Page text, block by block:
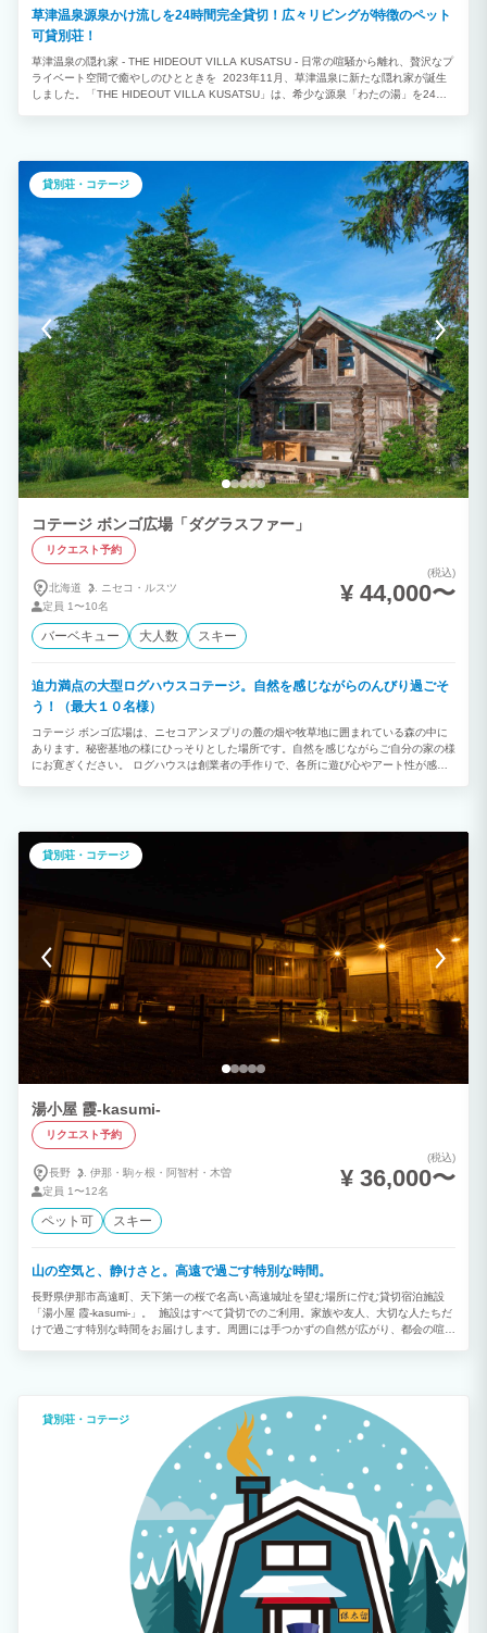
草津温泉源泉かけ流しを24時間完全貸切！広々リビングが特徴のペット
可貸別荘！
草津温泉の隠れ家 - THE HIDEOUT VILLA KUSATSU - 日常の喧騒から離れ、贅沢なプ
ライベート空間で癒やしのひとときを 2023年11月、草津温泉に新たな隠れ家が誕生
しました。「THE HIDEOUT VILLA KUSATSU」は、希少な源泉「わたの湯」を24時
裏や作り付けの家具など、随所に和の趣が感じられる空間で、心安らぐ時間を過ごせる
でしょう。 ★充実した設備で快適な滞在を ガスコンロや調理器具も完備されているの
で、地元の食材を使った料理も楽しめます。日常の喧騒を離れて、大切な人とゆっくり
と食事を楽しむのもおすすめです。 ★観光にも便利な好立地 湯畑まで車で5分、徒歩
15分と観光アクセスも抜群です。草津温泉の観光名所巡りにも便利です。 ★ワーケー
ションにも最適 高速Wi-Fiとモニターも完備されているので、ワーケーションにもおす
すめです。静かな環境で集中して仕事に取り組むことができます。 ★こんな方におす
すめ ・日々のストレスから解放されたい方 ・贅沢なプライベート空間で癒やされたい
方 ・草津温泉をじっくりと楽しみたい方 ・ワーケーションをお考えの方 日常の喧騒
を離れ、「THE HIDEOUT VILLA KUSATSU」で特別な時間をお過ごしください。 み
なさまのご予約お待ちしております。
貸別荘・コテージ
コテージ ボンゴ広場「ダグラスファー」
リクエスト予約
北海道 ニセコ・ ルスツ
定員 1〜10名
(税込)
¥ 44,000〜
バーベキュー 大人数 スキー
迫力満点の大型ログハウスコテージ。自然を感じながらのんびり過ごそ
う！（最大１０名様）
コテージ ボンゴ広場は、ニセコアンヌプリの麓の畑や牧草地に囲まれている森の中に
あります。秘密基地の様にひっそりとした場所です。自然を感じながらご自分の家の様
にお寛ぎください。 ログハウスは創業者の手作りで、各所に遊び心やアート性が感じ
グハウスコテージ。１階２０畳のリビングからは羊蹄山が一望。2階２５畳のロフトで
お布団を敷いてお休みになれます。アメリカ五大湖周辺のダクラスファー（米マツ）材
を使ったログの質感は、迫力満点！室内には、くるみの木でできた大きなテーブルやコ
クワの曲がりを使ったドアの取っ手などがあり、木のぬくもりを存分に楽しめるよう工
夫が凝らされています。開放感ある広いロフトと天窓からの満点の星空もお楽しみいた
だけます。また、夏はテラス前で羊蹄山を眺めながらのBBQが大人気！レンガを重ね
たカマドが設置されていますので、食材を用意するだけでOK！ご家族、お仲間で是非
ご利用ください。 ・コテージ ボンゴ広場は素泊まりプランのみとなります。お食事の
提供は行っておりません。自炊設備やBBQ設備が整っておりますので、お客様ご自身
でお食事をご用意して頂く形になります。しかし、１棟を貸し切り、時間を気にする事
なくお酒を飲みながら団欒するにはぴったりの施設です。 ・２泊以上から連泊割引の
対象となり、連泊でのご宿泊がお得です。 ・ログハウスですので、春や秋にカメムシ
などが室内に発生する場合がございます。 ・ご予約は６ヶ月先までを目安に受け入れ
ております。それ以上先のご予約をご希望の場合はお電話にてご相談ください。 ※お
知らせ 2024年11月1日からニセコ町内でのご宿泊に対し、宿泊税が課税されることが
決まりました。 ・宿泊税の使途 ニセコ町の優れた景観と環境を保全し、安全で心豊か
和した持続可能な観光の復興を図る取組に活用されます。主に地域内交通の充実、宿泊
事業者の地球環境負荷低減を促進・支援、観光協会組織強化・観光人材育成・観光のデ
ジタル化促進、景観・環境保全対策に活用されます。 ニセコ町の宿泊税に関して詳し
い内容や税率について知りたい方は、ニセコ町のホームページをご確認ください。下記
URLから概要を確認することができます。
https://www.town.niseko.lg.jp/resources/output/contents/file/release/10654/49470/gaiyou-
貸別荘・コテージ
湯小屋 霞-kasumi-
リクエスト予約
長野 伊那・ 駒ヶ根・ 阿智村・ 木曽
定員 1〜12名
(税込)
¥ 36,000〜
ペット可 スキー
山の空気と、静けさと。高遠で過ごす特別な時間。
長野県伊那市高遠町、天下第一の桜で名高い高遠城址を望む場所に佇む貸切宿泊施設
「湯小屋 霞-kasumi-」。 施設はすべて貸切でのご利用。家族や友人、大切な人たちだ
けで過ごす特別な時間をお届けします。周囲には手つかずの自然が広がり、都会の喧騒
春は天下第一と称される高遠の桜、初夏は澄んだ高原の風と青々とした山の緑、夏は
満天の星空と涼しい夜、秋の入り口には山々が少しずつ色づき始める穏やかな景色へと
移ろいます。季節ごとに表情を変える信州の自然を、贅沢な貸切空間でじっくりと味わ
えるのがこの宿ならではの魅力です。 グループでの旅行や家族の集まり、記念日のお
祝いなど、日常から少し離れて特別な思い出を作りたい方にぴったりの一棟貸し施設で
貸別荘・コテージ